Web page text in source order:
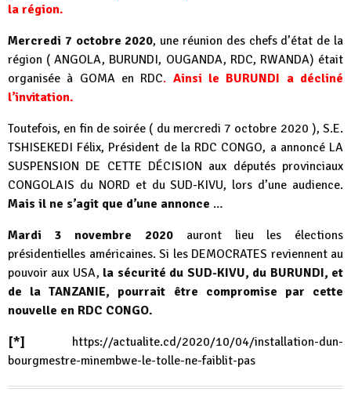
la région.
Mercredi 7 octobre 2020, une réunion des chefs d’état de la
région ( ANGOLA, BURUNDI, OUGANDA, RDC, RWANDA) était
organisée à GOMA en RDC. Ainsi le BURUNDI a décliné
l’invitation.
Toutefois, en fin de soirée ( du mercredi 7 octobre 2020 ), S.E.
TSHISEKEDI Félix, Président de la RDC CONGO, a annoncé LA
SUSPENSION DE CETTE DÉCISION aux députés provinciaux
CONGOLAIS du NORD et du SUD-KIVU, lors d’une audience.
Mais il ne s’agit que d’une annonce …
Mardi 3 novembre 2020 auront lieu les élections
présidentielles américaines. Si les DEMOCRATES reviennent au
pouvoir aux USA, la sécurité du SUD-KIVU, du BURUNDI, et
de la TANZANIE, pourrait être compromise par cette
nouvelle en RDC CONGO.
[*]
https://actualite.cd/2020/10/04/installation-dun-
bourgmestre-minembwe-le-tolle-ne-faiblit-pas